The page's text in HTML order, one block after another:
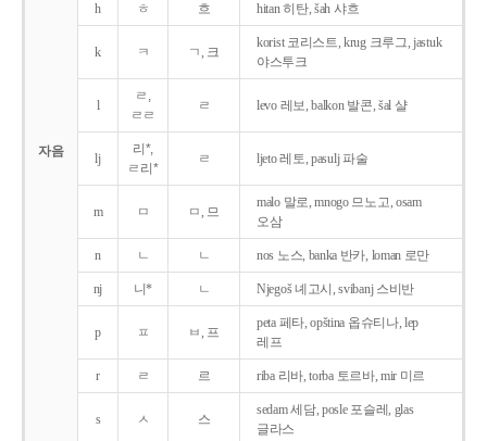
자음
h ㅎ 흐 hitan 히탄, šah 샤흐
k ㅋ ㄱ, 크
korist 코리스트, krug 크루그, jastuk
야스투크
l
ㄹ,
ㄹㄹ
ㄹ levo 레보, balkon 발콘, šal 샬
lj
리*,
ㄹ리*
ㄹ ljeto 레토, pasulj 파술
m ㅁ ㅁ, 므
malo 말로, mnogo 므노고, osam
오삼
n ㄴ ㄴ nos 노스, banka 반카, loman 로만
nj 니* ㄴ Njegoš 녜고시, svibanj 스비반
p ㅍ ㅂ, 프
peta 페타, opština 옵슈티나, lep
레프
r ㄹ 르 riba 리바, torba 토르바, mir 미르
s ㅅ 스
sedam 세담, posle 포슬레, glas
글라스